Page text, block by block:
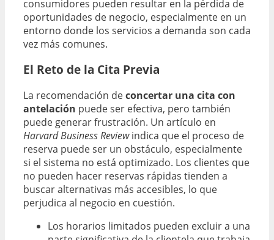
consumidores pueden resultar en la pérdida de
oportunidades de negocio, especialmente en un
entorno donde los servicios a demanda son cada
vez más comunes.
El Reto de la Cita Previa
La recomendación deconcertar una cita con
antelación puede ser efectiva, pero también
puede generar frustración. Un artículo en
Harvard Business Reviewindica que el proceso de
reserva puede ser un obstáculo, especialmente
si el sistema no está optimizado. Los clientes que
no pueden hacer reservas rápidas tienden a
buscar alternativas más accesibles, lo que
perjudica al negocio en cuestión.
Los horarios limitados pueden excluir a una